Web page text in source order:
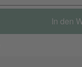
In den